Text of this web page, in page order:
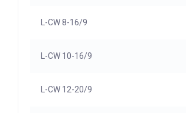
L-CW 8-16/9
L-CW 10-16/9
L-CW 12-20/9